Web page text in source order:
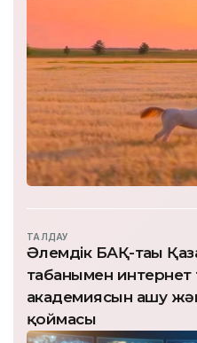
ТАЛДАУ
Әлемдік БАҚ-тағы
табанымен интернет
академиясын ашу
қоймасы